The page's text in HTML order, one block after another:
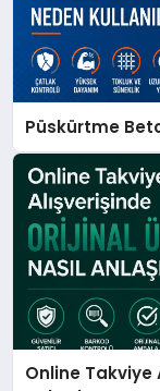
Püskürtme
Online Takviye